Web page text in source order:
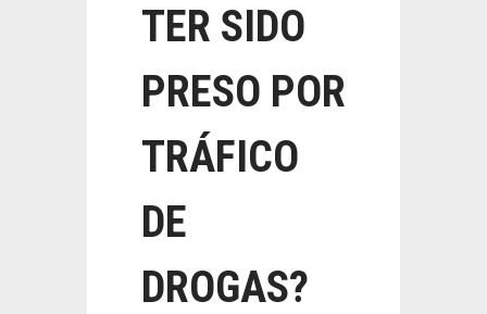
TER SIDO
PRESO POR
TRÁFICO
DE
DROGAS?